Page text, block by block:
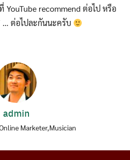
recommend ต่อไป หรือ
… ต่อไปละกันนะครับ
admin
Marketer,Musician